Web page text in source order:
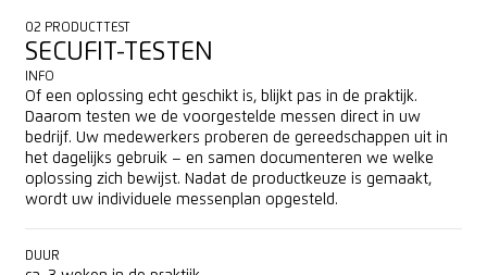
02 PRODUCTTEST
SECUFIT-TESTEN
INFO
Of een oplossing echt geschikt is, blijkt pas in de praktijk.
Daarom testen we de voorgestelde messen direct in uw
bedrijf. Uw medewerkers proberen de gereedschappen uit in
het dagelijks gebruik – en samen documenteren we welke
oplossing zich bewijst. Nadat de productkeuze is gemaakt,
wordt uw individuele messenplan opgesteld.
DUUR